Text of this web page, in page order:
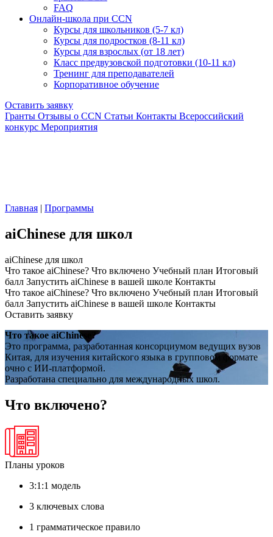
FAQ
Онлайн-школа при CCN
Курсы для школьников (5-7 кл)
Курсы для подростков (8-11 кл)
Курсы для взрослых (от 18 лет)
Класс предвузовской подготовки (10-11 кл)
Тренинг для преподавателей
Корпоративное обучение
Оставить заявку
Гранты Отзывы о CCN Статьи Контакты Всероссийский
конкурс Мероприятия
Главная | Программы
aiChinese для школ
aiChinese для школ
Что такое aiChinese? Что включено Учебный план Итоговый
балл Запустить aiChinese в вашей школе Контакты
Что такое aiChinese? Что включено Учебный план Итоговый
балл Запустить aiChinese в вашей школе Контакты
Оставить заявку
Что такое aiChinese?
Это программа, разработанная консорциумом ведущих вузов
Китая, для изучения китайского языка в групповом формате
очно с ИИ-платформой.
Разработана специально для международных школ.
Что включено?
Планы уроков
3:1:1 модель
3 ключевых слова
1 грамматическое правило